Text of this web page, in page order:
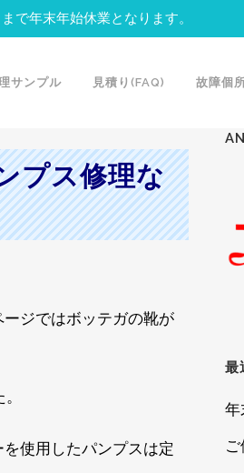
で年末年始休業となります。
サンプル 見積り(FAQ) 故障個
プス修理な
ジではボッテガの靴が
使用したパンプスは定
最
年